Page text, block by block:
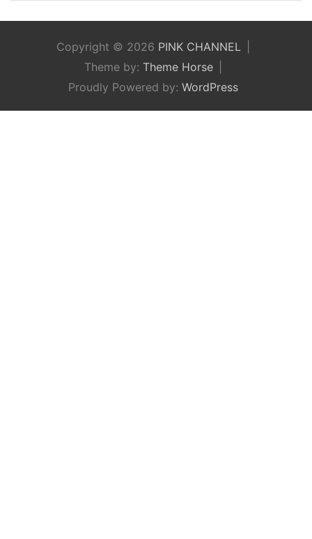
Copyright © 2026 PINK CHANNEL
Theme by: Theme Horse
Proudly Powered by: WordPress